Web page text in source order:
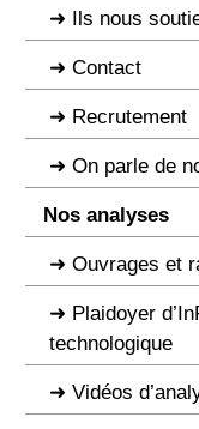
Ils nous
Contact
Recrutement
On parle de
Nos analyses
Ouvrages et
Plaidoyer
technologique
Vidéos